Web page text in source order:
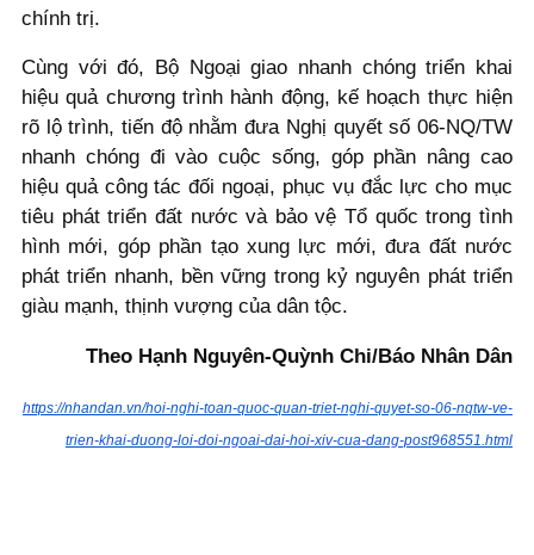
chính trị.
Cùng với đó, Bộ Ngoại giao nhanh chóng triển khai
hiệu quả chương trình hành động, kế hoạch thực hiện
rõ lộ trình, tiến độ nhằm đưa Nghị quyết số 06-NQ/TW
nhanh chóng đi vào cuộc sống, góp phần nâng cao
hiệu quả công tác đối ngoại, phục vụ đắc lực cho mục
tiêu phát triển đất nước và bảo vệ Tổ quốc trong tình
hình mới, góp phần tạo xung lực mới, đưa đất nước
phát triển nhanh, bền vững trong kỷ nguyên phát triển
giàu mạnh, thịnh vượng của dân tộc.
Theo Hạnh Nguyên-Quỳnh Chi/Báo Nhân Dân
https://nhandan.vn/hoi-nghi-toan-quoc-quan-triet-nghi-quyet-so-06-nqtw-ve-
trien-khai-duong-loi-doi-ngoai-dai-hoi-xiv-cua-dang-post968551.html